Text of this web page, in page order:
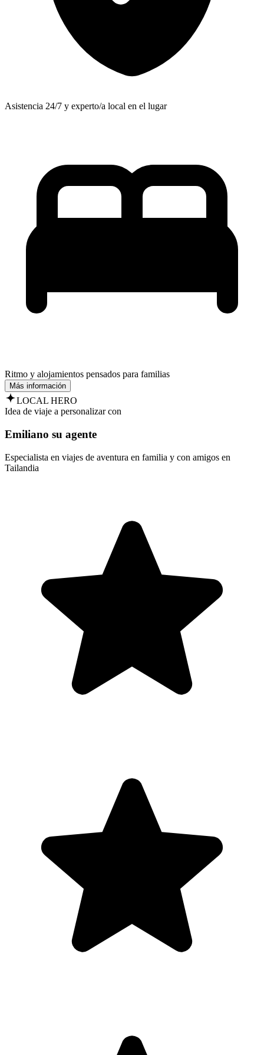
Asistencia 24/7 y experto/a local en el lugar
Ritmo y alojamientos pensados para familias
Más información
LOCAL HERO
Idea de viaje a personalizar con
Emiliano su agente
Especialista en viajes de aventura en familia y con amigos en
Tailandia